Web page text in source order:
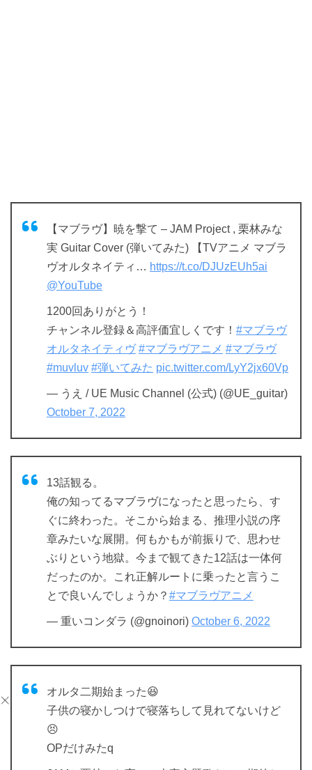
【マブラヴ】暁を撃て – JAM Project , 栗林みな
実 Guitar Cover (弾いてみた) 【TVアニメ マブラ
ヴオルタネイティ… https://t.co/DJUzEUh5ai
@YouTube
1200回ありがとう！
チャンネル登録＆高評価宜しくです！ #マブラヴ
オルタネイティヴ #マブラヴアニメ #マブラヴ
#muvluv #弾いてみた pic.twitter.com/LyY2jx60Vp
— うえ / UE Music Channel (公式) (@UE_guitar)
October 7, 2022
13話観る。
俺の知ってるマブラヴになったと思ったら、す
ぐに終わった。そこから始まる、推理小説の序
章みたいな展開。何もかもが前振りで、思わせ
ぶりという地獄。今まで観てきた12話は一体何
だったのか。これ正解ルートに乗ったと言うこ
とで良いんでしょうか？ #マブラヴアニメ
— 重いコンダラ (@gnoinori) October 6, 2022
オルタ二期始まった😆
子供の寝かしつけで寝落ちして見れてないけど
😣
OPだけみたq